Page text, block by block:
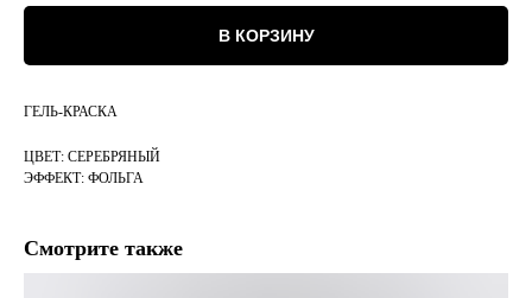
В КОРЗИНУ
ГЕЛЬ-КРАСКА
ЦВЕТ: СЕРЕБРЯНЫЙ
ЭФФЕКТ: ФОЛЬГА
Смотрите также